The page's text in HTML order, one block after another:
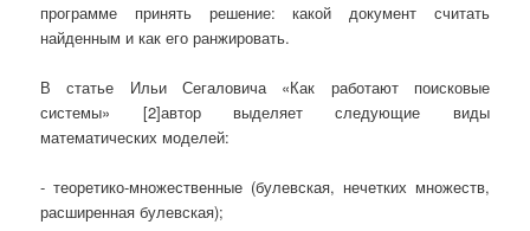
программе принять решение: какой документ считать
найденным и как его ранжировать.
В статье Ильи Сегаловича «Как работают поисковые
системы» [2]автор выделяет следующие виды
математических моделей:
- теоретико-множественные (булевская, нечетких множеств,
расширенная булевская);